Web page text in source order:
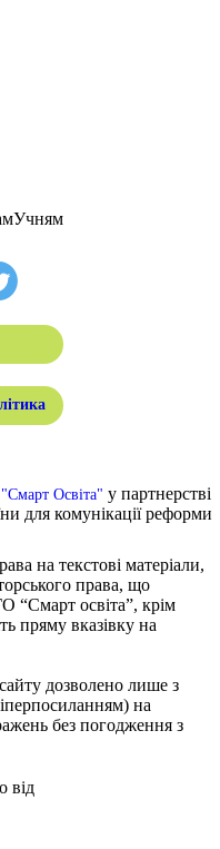
Учням
Освіта" у партнерстві
для комунікації реформи
на текстові матеріали,
права, що
“Смарт освіта”, крім
пряму вказівку на
дозволено лише з
на
без погодження з
від